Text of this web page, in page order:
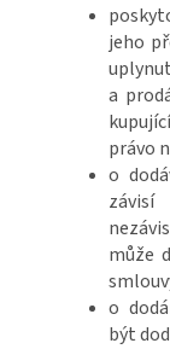
jeho
a
právo
o
může
o
být